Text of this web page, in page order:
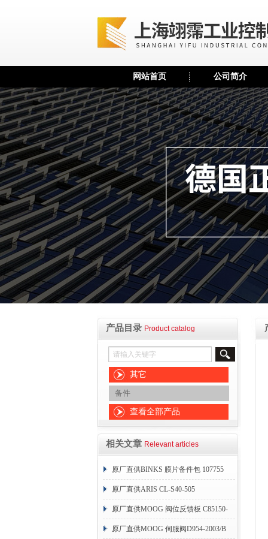
网站首页 公司简介
产品目录 Product catalog
其它
备件
查看全部产品
相关文章 Relevant articles
原厂直供BINKS 膜片备件包 107755
原厂直供ARIS CL-S40-505
原厂直供MOOG 阀位反馈板 C85150-
004
原厂直供MOOG 伺服阀D954-2003/B